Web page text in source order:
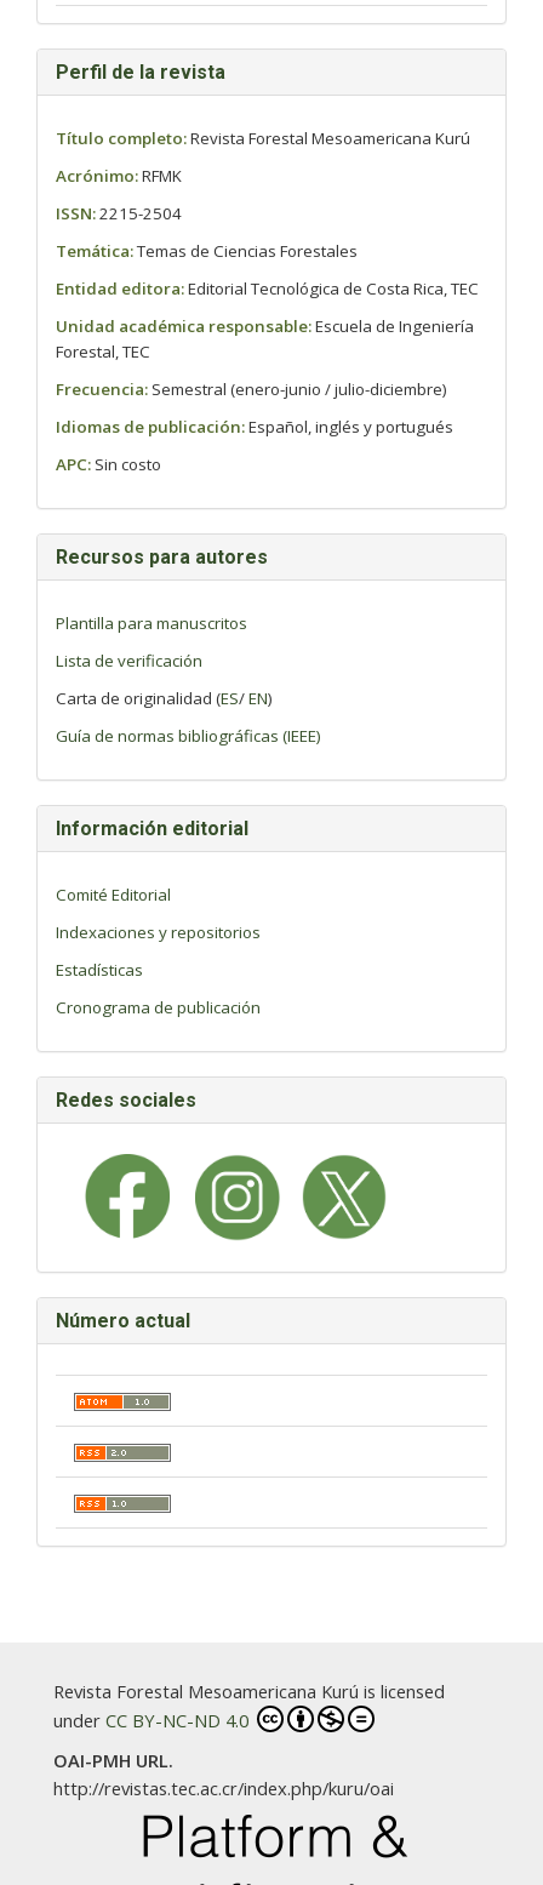
Perfil de la revista
Título completo:Revista Forestal Mesoamericana Kurú
Acrónimo:RFMK
ISSN:2215-2504
Temática:Temas de Ciencias Forestales
Entidad editora:Editorial Tecnológica de Costa Rica, TEC
Unidad académica responsable:Escuela de Ingeniería
Forestal, TEC
Frecuencia: Semestral (enero-junio / julio-diciembre)
Idiomas de publicación:Español, inglés y portugués
APC: Sin costo
Recursos para autores
Plantilla para manuscritos
Lista de verificación
Carta de originalidad (ES/EN)
Guía de normas bibliográficas (IEEE)
Información editorial
Comité Editorial
Indexaciones y repositorios
Estadísticas
Cronograma de publicación
Redes sociales
Número actual
Revista Forestal Mesoamericana Kurú is licensed
underCC BY-NC-ND 4.0
OAI-PMH URL.
http://revistas.tec.ac.cr/index.php/kuru/oai